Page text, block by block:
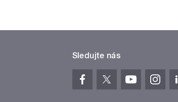
Sledujte nás